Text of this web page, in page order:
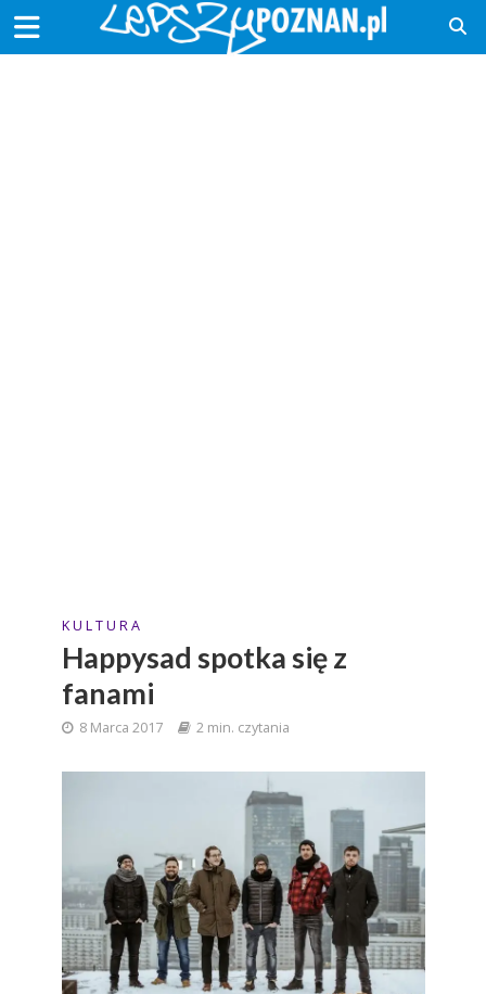
K U L T U R A
Happysad spotka się z
fanami
8 Marca 2017 2 min. czytania